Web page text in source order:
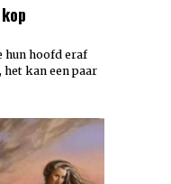
hun hoofd eraf
kan een paar